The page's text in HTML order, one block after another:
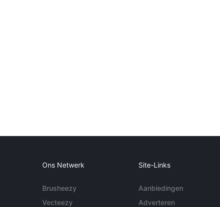
Ons Netwerk
Brusheezy
Vecteezy
Site-Links
Aanbiedingen
Adverteren